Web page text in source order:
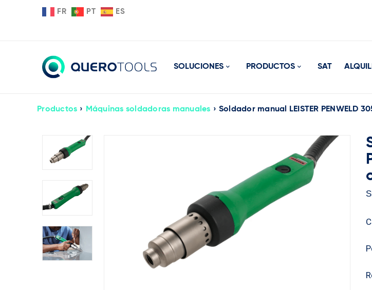
FR PT ES
SOLUCIONES PRODUCTOS SAT
Productos › Máquinas soldadoras manuales › Soldador manual LEISTER PENWELD